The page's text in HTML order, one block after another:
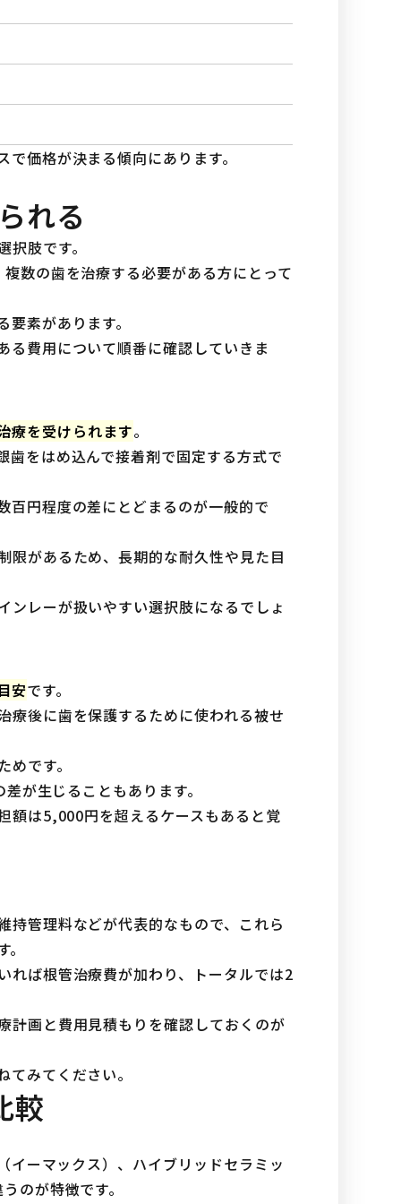
価格が決まる傾向にあります。
れる
肢です。
数の歯を治療する必要がある方にとって
素があります。
る費用について順番に確認していきま
療を受けられます。
をはめ込んで接着剤で固定する方式で
百円程度の差にとどまるのが一般的で
限があるため、長期的な耐久性や見た目
ンレーが扱いやすい選択肢になるでしょ
安です。
療後に歯を保護するために使われる被せ
です。
が生じることもあります。
額は5,000円を超えるケースもあると覚
管理料などが代表的なもので、これら
れば根管治療費が加わり、トータルでは2
計画と費用見積もりを確認しておくのが
みてください。
較
ーマックス）、ハイブリッドセラミッ
のが特徴です。